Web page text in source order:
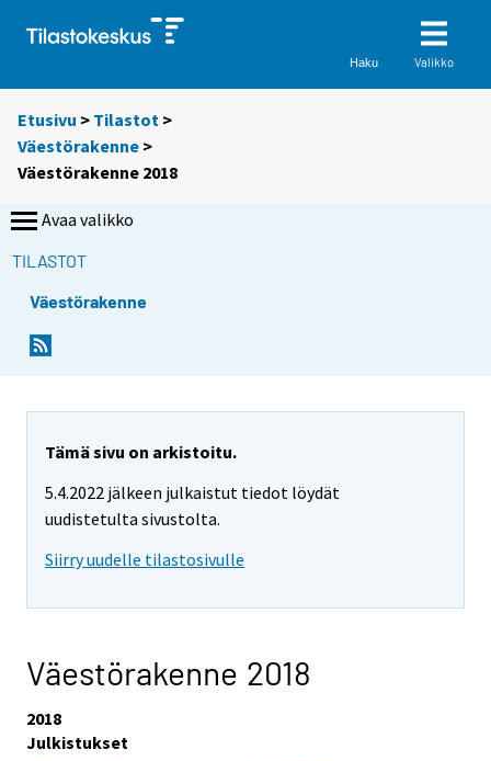
Haku Valikko
Etusivu > Tilastot >
Väestörakenne >
Väestörakenne 2018
Avaa valikko
TILASTOT
Väestörakenne
Tämä sivu on arkistoitu.
5.4.2022 jälkeen julkaistut tiedot löydät
uudistetulta sivustolta.
Siirry uudelle tilastosivulle
Väestörakenne 2018
2018
Julkistukset